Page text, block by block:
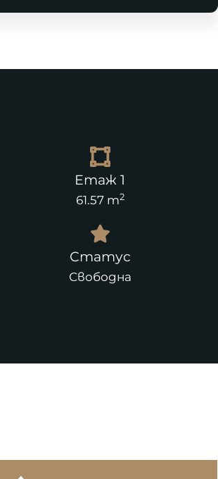
Етаж 1
61.57 m2
Статус
Свободна